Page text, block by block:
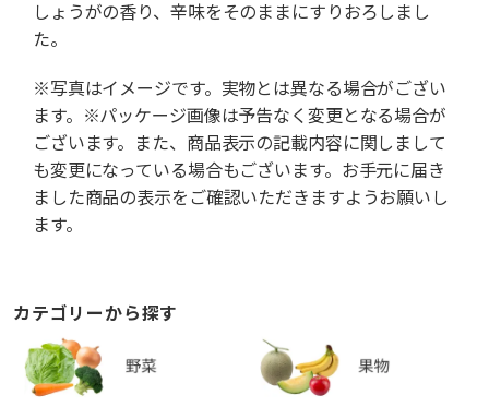
しょうがの香り、辛味をそのままにすりおろしまし
た。
※写真はイメージです。実物とは異なる場合がござい
ます。※パッケージ画像は予告なく変更となる場合が
ございます。また、商品表示の記載内容に関しまして
も変更になっている場合もございます。お手元に届き
ました商品の表示をご確認いただきますようお願いし
ます。
カテゴリーから探す